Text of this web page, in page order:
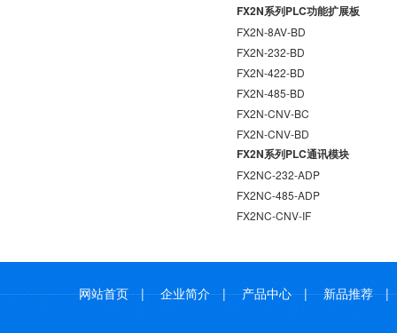
FX2N系列PLC功能扩展板
FX2N-8AV-BD
FX2N-232-BD
FX2N-422-BD
FX2N-485-BD
FX2N-CNV-BC
FX2N-CNV-BD
FX2N系列PLC通讯模块
FX2NC-232-ADP
FX2NC-485-ADP
FX2NC-CNV-IF
网站首页|企业简介|产品中心|新品推荐